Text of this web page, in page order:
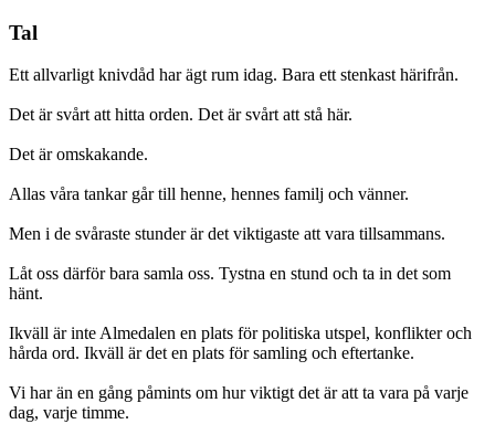
Tal
Ett allvarligt knivdåd har ägt rum idag. Bara ett stenkast härifrån.
Det är svårt att hitta orden. Det är svårt att stå här.
Det är omskakande.
Allas våra tankar går till henne, hennes familj och vänner.
Men i de svåraste stunder är det viktigaste att vara tillsammans.
Låt oss därför bara samla oss. Tystna en stund och ta in det som
hänt.
Ikväll är inte Almedalen en plats för politiska utspel, konflikter och
hårda ord. Ikväll är det en plats för samling och eftertanke.
Vi har än en gång påmints om hur viktigt det är att ta vara på varje
dag, varje timme.